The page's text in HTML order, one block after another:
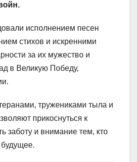
исполнением песен
стихов и искренними
за их мужество и
в Великую Победу,
тружениками тыла и
прикоснуться к
заботу и внимание тем, кто